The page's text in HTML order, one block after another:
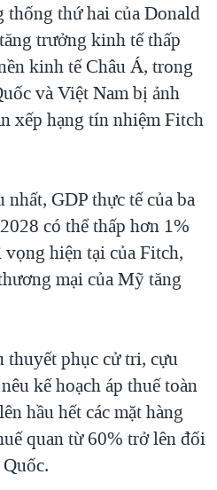
PHỦ VIỆT NAM
TRỘM HẢI SÂM
VỌNG TỪ NÔNG THÔN MỸ
thứ hai của Donald
trưởng kinh tế thấp
kinh tế Châu Á, trong
và Việt Nam bị ảnh
xếp hạng tín nhiệm Fitch
GDP thực tế của ba
có thể thấp hơn 1%
hiện tại của Fitch,
mại của Mỹ tăng
thuyết phục cử tri, cựu
kế hoạch áp thuế toàn
hầu hết các mặt hàng
quan từ 60% trở lên đối